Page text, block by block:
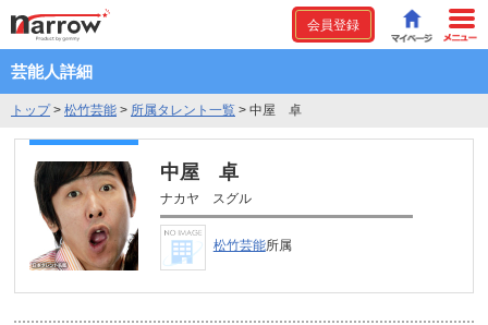
会員登録
芸能人詳細
トップ> 松竹芸能 > 所属タレント一覧 > 中屋 卓
中屋 卓
ナカヤ スグル
松竹芸能所属